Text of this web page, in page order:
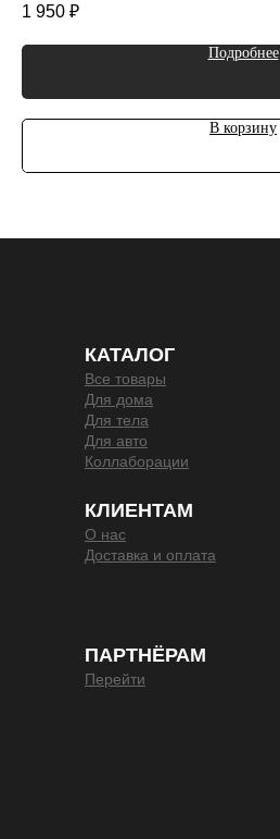
1 950 ₽
Подробнее
В корзину
КЛИЕНТАМ
О нас
Доставка и оплата
ПАРТНЁРАМ
Перейти
КАТАЛОГ
Все товары
Для дома
Для тела
Для авто
Коллаборации